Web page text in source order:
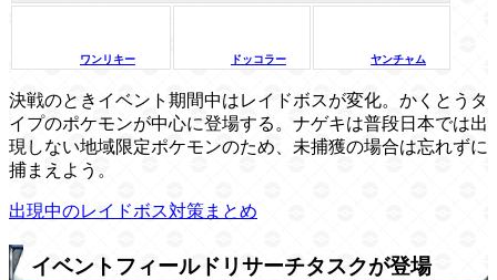
ワンリキー ドッコラー ヤンチャム
決戦のときイベント期間中はレイドボスが変化。かくとうタ
イプのポケモンが中心に登場する。ナゲキは普段日本では出
現しない地域限定ポケモンのため、未捕獲の場合は忘れずに
捕まえよう。
出現中のレイドボス対策まとめ
イベントフィールドリサーチタスクが登場